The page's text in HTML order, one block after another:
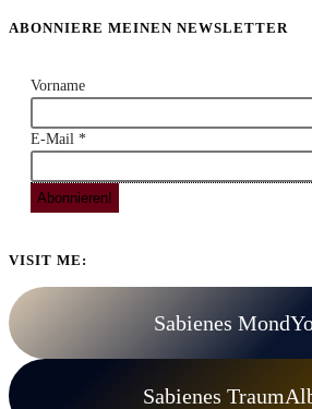
ABONNIERE MEINEN NEWSLETTER
Vorname
E-Mail *
VISIT ME:
Sabienes
Sabienes